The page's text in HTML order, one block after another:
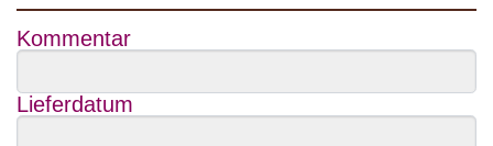
Kommentar
Lieferdatum